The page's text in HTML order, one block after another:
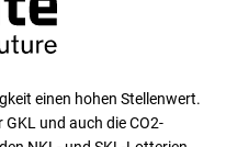
einen ho­hen Stellen­wert.
GKL und auch die CO2-